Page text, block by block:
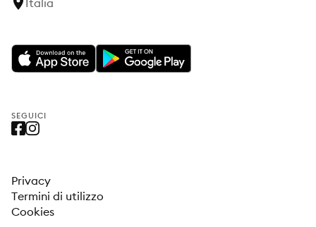
Italia
SEGUICI
Privacy
Termini di utilizzo
Cookies